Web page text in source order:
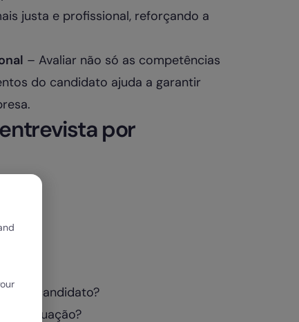
justa e profissional, reforçando a
– Avaliar não só as competências
do candidato ajuda a garantir
por
do candidato?
a situação?